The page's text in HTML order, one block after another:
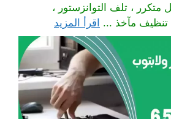
متكرر ، تلف التوانزستور ،
تنظيف مآخذ ... اقرأ المزيد